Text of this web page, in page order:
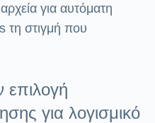
για αυτόματη
τη στιγμή που
επιλογή
για λογισμικό